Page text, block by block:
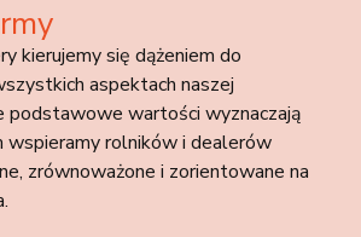
kierujemy się dążeniem do
aspektach naszej
podstawowe wartości wyznaczają
wspieramy rolników i dealerów
zrównoważone i zorientowane na